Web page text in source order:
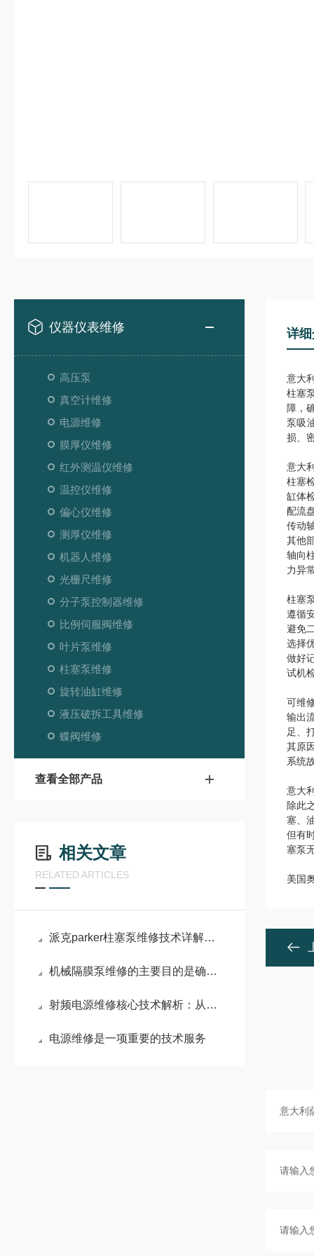
仪器仪表维修
高压泵
真空计维修
电源维修
膜厚仪维修
红外测温仪维修
温控仪维修
偏心仪维修
测厚仪维修
机器人维修
光栅尺维修
分子泵控制器维修
比例伺服阀维修
叶片泵维修
柱塞泵维修
旋转油缸维修
液压破拆工具维修
蝶阀维修
查看全部产品
相关文章
RELATED ARTICLES
派克parker柱塞泵维修技术详解：常见故障诊断与维护策略
机械隔膜泵维修的主要目的是确保泵的正常运行和延长其使用寿命
射频电源维修核心技术解析：从电弧防护到精准阻抗匹配
电源维修是一项重要的技术服务
详
意大
柱塞
障，
泵吸
损、
意大
柱塞
缸体
配流
传动
其他
轴向
力异
柱塞
遵循
避免
选择
做好
试机
可维
输出
足、
其原
系统
意大
除此
塞、
但有
塞泵
美国